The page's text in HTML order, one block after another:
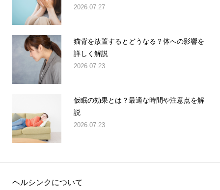
2026.07.27
猫背を放置するとどうなる？体への影響を
詳しく解説
2026.07.23
仮眠の効果とは？最適な時間や注意点を解
説
2026.07.23
ヘルシンクについて